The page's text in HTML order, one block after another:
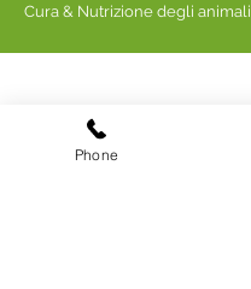
Cura & Nutrizione degli animali
Phone